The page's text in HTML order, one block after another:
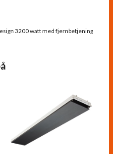
3200 watt med fjernbetjening